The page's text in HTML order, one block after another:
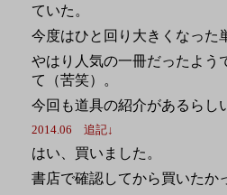
ていた。
今度はひと回り大きくなっ
やはり人気の一冊だったよ
て（苦笑）。
今回も道具の紹介があるら
2014.06 追記↓
はい、買いました。
書店で確認してから買いたか